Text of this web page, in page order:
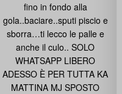
fino in fondo alla
gola..baciare..sputi piscio e
sborra…ti lecco le palle e
anche il culo.. SOLO
WHATSAPP LIBERO
ADESSO È PER TUTTA KA
MATTINA MJ SPOSTO